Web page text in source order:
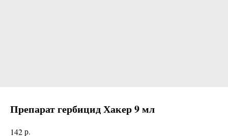
Препарат гербицид Хакер 9 мл
142р.